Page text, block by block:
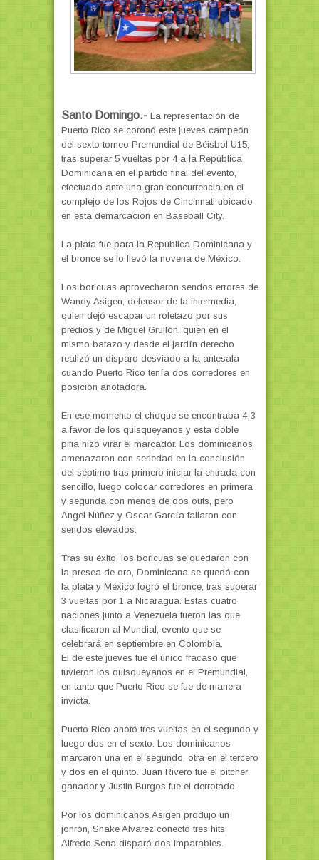
Santo Domingo.-La representación de
Puerto Rico se coronó este jueves campeón
del sexto torneo Premundial de Béisbol U15,
tras superar 5 vueltas por 4 a la República
Dominicana en el partido final del evento,
efectuado ante una gran concurrencia en el
complejo de los Rojos de Cincinnati ubicado
en esta demarcación en Baseball City.
La plata fue para la República Dominicana y
el bronce se lo llevó la novena de México.
Los boricuas aprovecharon sendos errores de
Wandy Asigen, defensor de la intermedia,
quien dejó escapar un roletazo por sus
predios y de Miguel Grullón, quien en el
mismo batazo y desde el jardín derecho
realizó un disparo desviado a la antesala
cuando Puerto Rico tenía dos corredores en
posición anotadora.
En ese momento el choque se encontraba 4-3
a favor de los quisqueyanos y esta doble
pifia hizo virar el marcador. Los dominicanos
amenazaron con seriedad en la conclusión
del séptimo tras primero iniciar la entrada con
sencillo, luego colocar corredores en primera
y segunda con menos de dos outs, pero
Angel Núñez y Oscar García fallaron con
sendos elevados.
Tras su éxito, los boricuas se quedaron con
la presea de oro, Dominicana se quedó con
la plata y México logró el bronce, tras superar
3 vueltas por 1 a Nicaragua. Estas cuatro
naciones junto a Venezuela fueron las que
clasificaron al Mundial, evento que se
celebrará en septiembre en Colombia.
El de este jueves fue el único fracaso que
tuvieron los quisqueyanos en el Premundial,
en tanto que Puerto Rico se fue de manera
invicta.
Puerto Rico anotó tres vueltas en el segundo y
luego dos en el sexto. Los dominicanos
marcaron una en el segundo, otra en el tercero
y dos en el quinto. Juan Rivero fue el pitcher
ganador y Justin Burgos fue el derrotado.
Por los dominicanos Asigen produjo un
jonrón, Snake Alvarez conectó tres hits;
Alfredo Sena disparó dos imparables.